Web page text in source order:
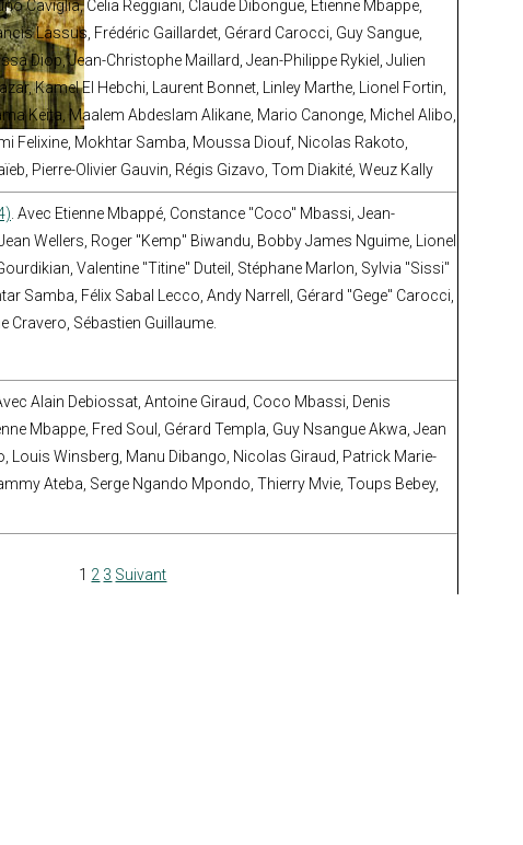
Caviglia, Celia Reggiani, Claude Dibongue, Etienne Mbappe,
Lassus, Frédéric Gaillardet, Gérard Carocci, Guy Sangue,
Diop, Jean-Christophe Maillard, Jean-Philippe Rykiel, Julien
Kamel El Hebchi, Laurent Bonnet, Linley Marthe, Lionel Fortin,
Keita, Maalem Abdeslam Alikane, Mario Canonge, Michel Alibo,
Felixine, Mokhtar Samba, Moussa Diouf, Nicolas Rakoto,
Pierre-Olivier Gauvin, Régis Gizavo, Tom Diakité, Weuz Kally
. Avec Etienne Mbappé, Constance "Coco" Mbassi, Jean-
Wellers, Roger "Kemp" Biwandu, Bobby James Nguime, Lionel
Valentine "Titine" Duteil, Stéphane Marlon, Sylvia "Sissi"
Samba, Félix Sabal Lecco, Andy Narrell, Gérard "Gege" Carocci,
Cravero, Sébastien Guillaume.
Alain Debiossat, Antoine Giraud, Coco Mbassi, Denis
Mbappe, Fred Soul, Gérard Templa, Guy Nsangue Akwa, Jean
Louis Winsberg, Manu Dibango, Nicolas Giraud, Patrick Marie-
Ateba, Serge Ngando Mpondo, Thierry Mvie, Toups Bebey,
1 2 3 Suivant